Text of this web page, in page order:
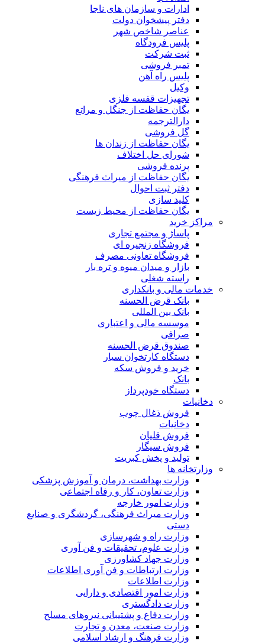
ادارات و سازمان های ناجا
دفتر پیشخوان دولت
عناصر شاخص شهر
پلیس فرودگاه
ثبت شرکت
تمبر فروشی
پلیس راه آهن
وکیل
تجهیزات قفسه فلزی
یگان حفاظت از جنگل و مراتع
دارالترجمه
گل فروشی
یگان حفاظت از زندان ها
شورای حل اختلاف
پرنده فروشی
یگان حفاظت از میراث فرهنگی
دفتر ثبت احوال
کلید سازی
یگان حفاظت از محیط زیست
مراکز خرید
پاساژ و مجتمع تجاری
فروشگاه زنجیره ای
فروشگاه تعاونی مصرف
بازار و میدان میوه و تره بار
راسته شغلی
خدمات مالی و بانکداری
بانک قرض الحسنه
بانک بین المللی
موسسه مالی و اعتباری
صرافی
صندوق قرض الحسنه
دستگاه کارتخوان سیار
خرید و فروش سکه
بانک
دستگاه خودپرداز
دخانیات
فروش ذغال چوب
دخانیات
فروش قلیان
فروش سیگار
تولید و پخش کبریت
وزارتخانه ها
وزارت بهداشت، درمان و آموزش پزشکی
وزارت تعاون، کار و رفاه اجتماعی
وزارت امور خارجه
وزارت میراث فرهنگی، گردشگری و صنایع
دستی
وزارت راه و شهرسازی
وزارت علوم، تحقیقات و فن آوری
وزارت جهاد کشاورزی
وزارت ارتباطات و فن آوری اطلاعات
وزارت اطلاعات
وزارت امور اقتصادی و دارایی
وزارت دادگستری
وزارت دفاع و پشتیبانی نیروهای مسلح
وزارت صنعت، معدن و تجارت
وزارت فرهنگ و ارشاد اسلامی